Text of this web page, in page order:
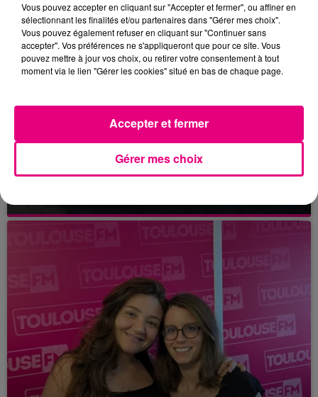
Affaire Jubillar : le procès en appel
Vous pouvez accepter en cliquant sur "Accepter et fermer", ou affiner en
sélectionnant les finalités et/ou partenaires dans "Gérer mes choix".
Vous pouvez également refuser en cliquant sur "Continuer sans
accepter". Vos préférences ne s'appliqueront que pour ce site. Vous
pouvez mettre à jour vos choix, ou retirer votre consentement à tout
moment via le lien "Gérer les cookies" situé en bas de chaque page.
Gérer mes choix
Accepter et fermer